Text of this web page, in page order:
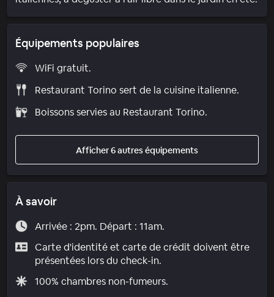
Équipements populaires
WiFi gratuit.
Restaurant Torino sert de la cuisine italienne.
Boissons servies au Restaurant Torino.
Afficher 6 autres équipements
À savoir
Arrivée : 2pm. Départ : 11am.
Carte d'identité et carte de crédit doivent être
présentées lors du check-in.
100% chambres non-fumeurs.